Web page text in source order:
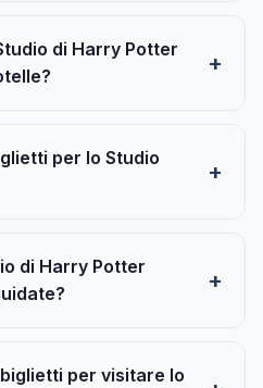
di Harry Potter
per lo Studio
di Harry Potter
per visitare lo